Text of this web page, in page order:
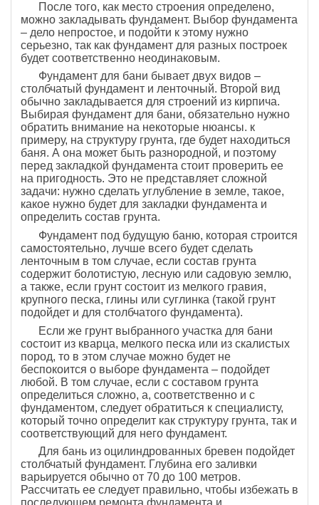
После того, как место строения определено,
можно закладывать фундамент. Выбор фундамента
– дело непростое, и подойти к этому нужно
серьезно, так как фундамент для разных построек
будет соответственно неодинаковым.
Фундамент для бани бывает двух видов –
столбчатый фундамент и ленточный. Второй вид
обычно закладывается для строений из кирпича.
Выбирая фундамент для бани, обязательно нужно
обратить внимание на некоторые нюансы. к
примеру, на структуру грунта, где будет находиться
баня. А она может быть разнородной, и поэтому
перед закладкой фундамента стоит проверить ее
на пригодность. Это не представляет сложной
задачи: нужно сделать углубление в земле, такое,
какое нужно будет для закладки фундамента и
определить состав грунта.
Фундамент под будущую баню, которая строится
самостоятельно, лучше всего будет сделать
ленточным в том случае, если состав грунта
содержит болотистую, лесную или садовую землю,
а также, если грунт состоит из мелкого гравия,
крупного песка, глины или суглинка (такой грунт
подойдет и для столбчатого фундамента).
Если же грунт выбранного участка для бани
состоит из кварца, мелкого песка или из скалистых
пород, то в этом случае можно будет не
беспокоится о выборе фундамента – подойдет
любой. В том случае, если с составом грунта
определиться сложно, а, соответственно и с
фундаментом, следует обратиться к специалисту,
который точно определит как структуру грунта, так и
соответствующий для него фундамент.
Для бань из оцилиндрованных бревен подойдет
столбчатый фундамент. Глубина его заливки
варьируется обычно от 70 до 100 метров.
Рассчитать ее следует правильно, чтобы избежать в